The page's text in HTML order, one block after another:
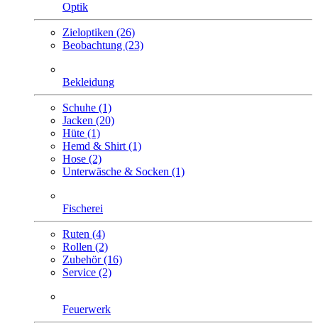
Optik
Zieloptiken (26)
Beobachtung (23)
Bekleidung
Schuhe (1)
Jacken (20)
Hüte (1)
Hemd & Shirt (1)
Hose (2)
Unterwäsche & Socken (1)
Fischerei
Ruten (4)
Rollen (2)
Zubehör (16)
Service (2)
Feuerwerk